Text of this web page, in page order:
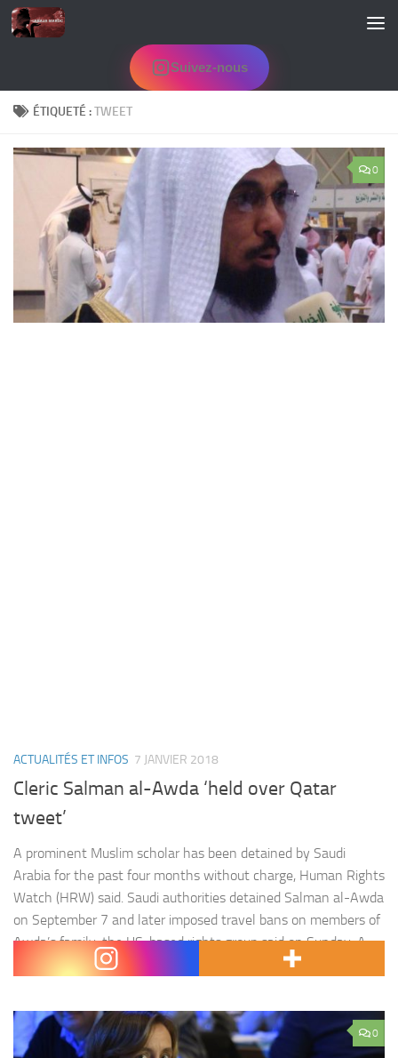
Skip to content
Suivez-nous
ÉTIQUETÉ :TWEET
0
ACTUALITÉS ET INFOS 7 JANVIER 2018
Cleric Salman al-Awda ‘held over Qatar
tweet’
A prominent Muslim scholar has been detained by Saudi
Arabia for the past four months without charge, Human Rights
Watch (HRW) said. Saudi authorities detained Salman al-Awda
on September 7 and later imposed travel bans on members of
Awda’s family, the US-based rights group said on Sunday. A
family member told HRW that Awda was…
0